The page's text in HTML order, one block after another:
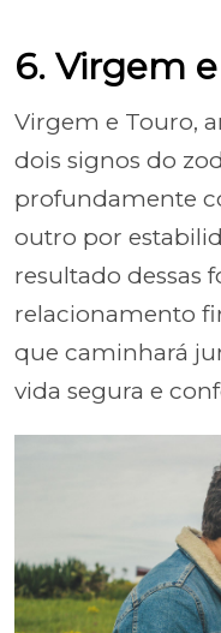
6. Virgem
Virgem e Touro,
dois signos do
profundamente
outro por
resultado dessas
relacionamento
que caminhará
vida segura e